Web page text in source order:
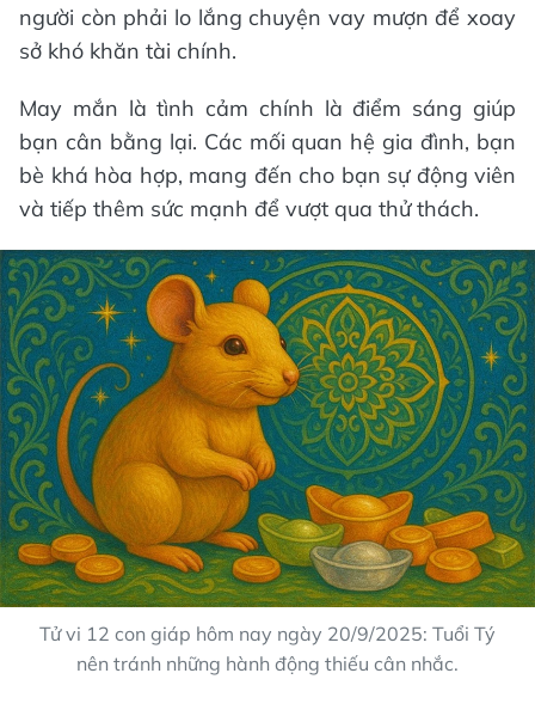
người còn phải lo lắng chuyện vay mượn để xoay
sở khó khăn tài chính.
May mắn là tình cảm chính là điểm sáng giúp
bạn cân bằng lại. Các mối quan hệ gia đình, bạn
bè khá hòa hợp, mang đến cho bạn sự động viên
và tiếp thêm sức mạnh để vượt qua thử thách.
Tử vi 12 con giáp hôm nay ngày 20/9/2025: Tuổi Tý
nên tránh những hành động thiếu cân nhắc.